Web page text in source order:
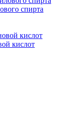
спирта
кислот